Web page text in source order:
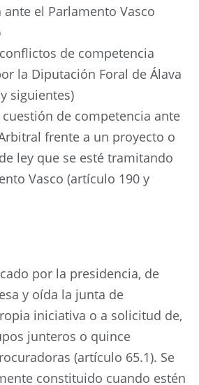
el Parlamento Vasco
de competencia
la Diputación Foral de Álava
siguientes)
de competencia ante
frente a un proyecto o
ley que se esté tramitando
Vasco (artículo 190 y
por la presidencia, de
y oída la junta de
iniciativa o a solicitud de,
junteros o quince
(artículo 65.1). Se
constituido cuando estén